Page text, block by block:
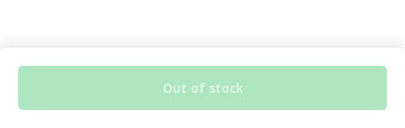
Out of stock